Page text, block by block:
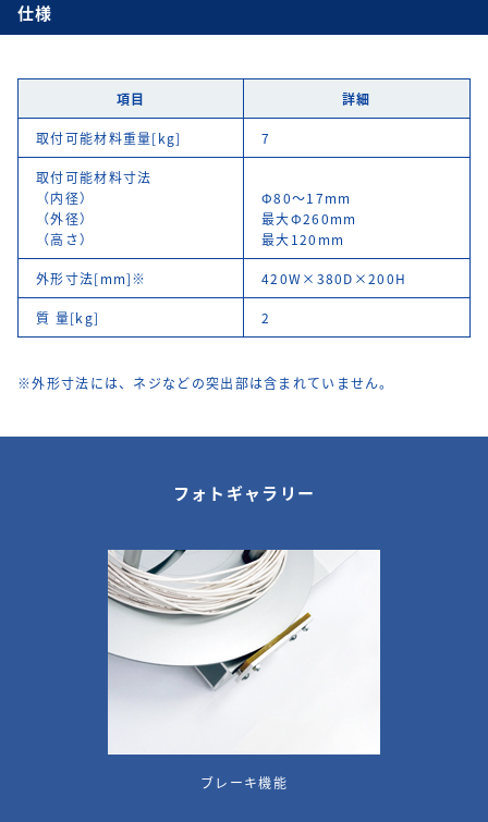
仕様
項目 詳細
取付可能材料重量[kg] 7
取付可能材料寸法
（内径）
（外径）
（高さ）
Φ80～17mm
最大Φ260mm
最大120mm
外形寸法[mm]※ 420W×380D×200H
質 量[kg] 2
※外形寸法には、ネジなどの突出部は含まれていません。
フォトギャラリー
ブレーキ機能